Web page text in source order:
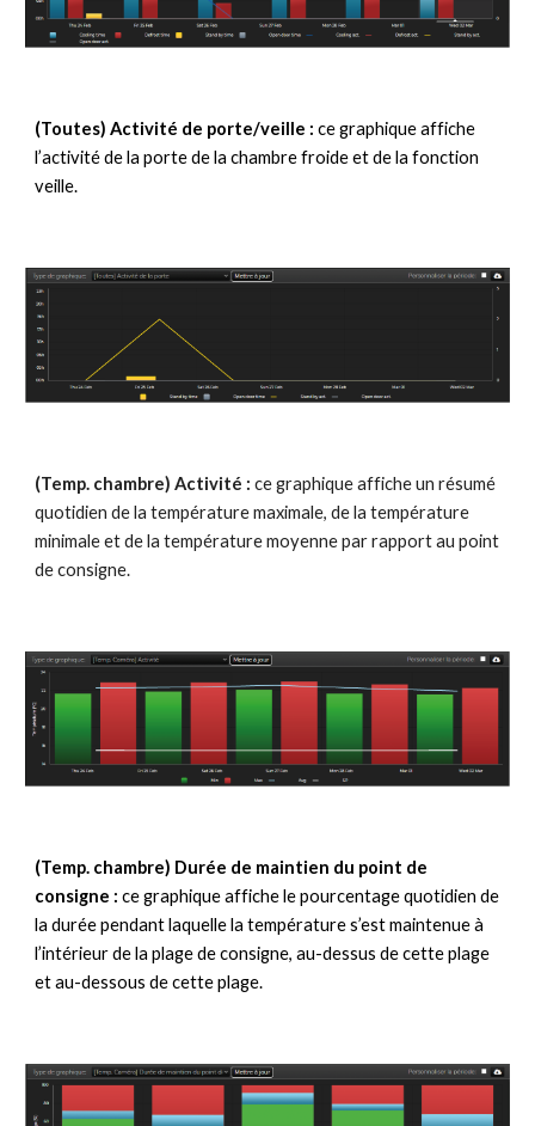
(Toutes) Activité de porte/veille : ce graphique affiche
l’activité de la porte de la chambre froide et de la fonction
veille.
(Temp. chambre) Activité : ce graphique affiche un résumé
quotidien de la température maximale, de la température
minimale et de la température moyenne par rapport au point
de consigne.
(Temp. chambre) Durée de maintien du point de
consigne : ce graphique affiche le pourcentage quotidien de
la durée pendant laquelle la température s’est maintenue à
l’intérieur de la plage de consigne, au-dessus de cette plage
et au-dessous de cette plage.